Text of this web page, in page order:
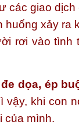
các giao
huống xảy ra
rơi vào
đe dọa, ép
vậy, khi con
của mình.